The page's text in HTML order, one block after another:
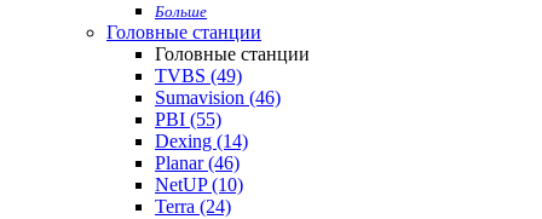
Больше
Головные станции
Головные станции
TVBS (49)
Sumavision (46)
PBI (55)
Dexing (14)
Planar (46)
NetUP (10)
Terra (24)